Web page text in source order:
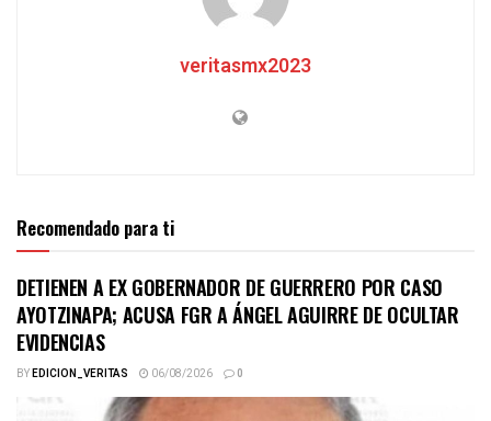
veritasmx2023
Recomendado para ti
DETIENEN A EX GOBERNADOR DE GUERRERO POR CASO
AYOTZINAPA; ACUSA FGR A ÁNGEL AGUIRRE DE OCULTAR
EVIDENCIAS
BYEDICION_VERITAS 06/08/2026 0